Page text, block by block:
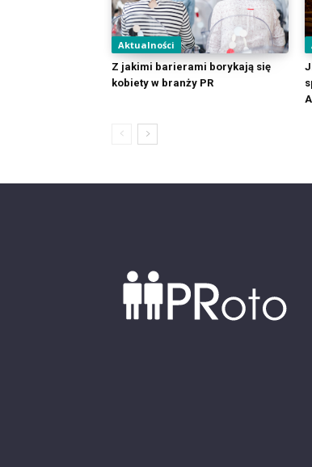
Aktualności
Z jakimi barierami borykają się
kobiety w branży PR